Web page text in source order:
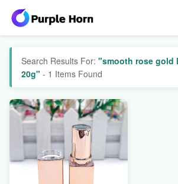
Search Results For: "smooth rose gold
20g" - 1 Items Found